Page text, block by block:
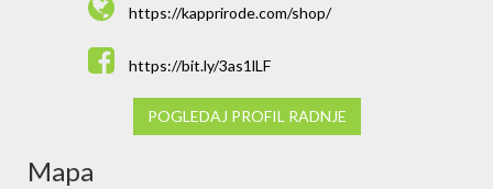
https://kapprirode.com/shop/
https://bit.ly/3as1lLF
POGLEDAJ PROFIL RADNJE
Mapa